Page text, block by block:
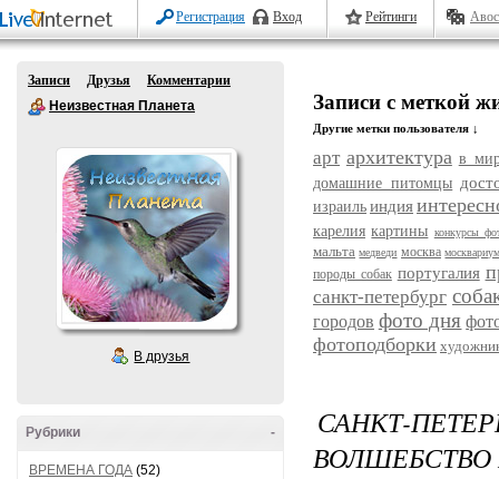
Регистрация Вход Рейтинги
Записи Друзья
Комментарии
Неизвестная Планета
В друзья
-
Рубрики
ВРЕМЕНА ГОДА (52)
Записи с меткой
Другие метки пользователя ↓
арт архитектура в
домашние питомцы
израиль индия
карелия картины конкурсы
мальта медведи москва
породы собак португалия
санкт-петербург
городов фото дня
фотоподборки
САНКТ-